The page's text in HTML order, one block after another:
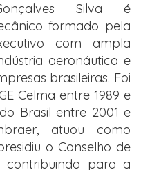
Silva é
formado pela
com ampla
aeronáutica e
brasileiras. Foi
Celma entre 1989 e
Brasil entre 2001 e
atuou como
o Conselho de
contribuindo para a